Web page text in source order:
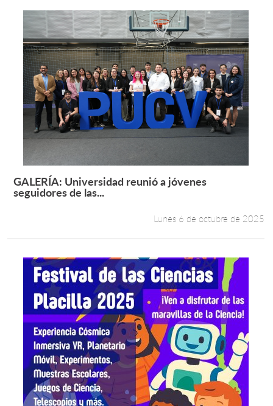
Leer más +
GALERÍA: Universidad reunió a jóvenes
seguidores de las...
Lunes 6 de octubre de 2025